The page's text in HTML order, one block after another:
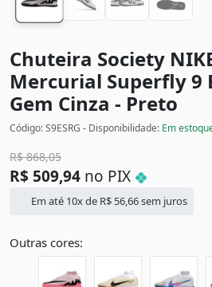
Chuteira Society
Mercurial Superfly 9
Gem Cinza - Preto
Código: S9ESRG - Disponibilidade: Em
R$868,05
R$ 509,94 no PIX
Em até 10x de R$ 56,66sem juros
Outras cores: